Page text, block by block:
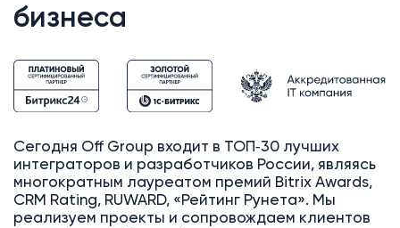
бизнеса
Сегодня Off Group входит в ТОП‑30 лучших
интеграторов и разработчиков России, являясь
многократным лауреатом премий Bitrix Awards,
CRM Rating, RUWARD, «Рейтинг Рунета». Мы
реализуем проекты и сопровождаем клиентов